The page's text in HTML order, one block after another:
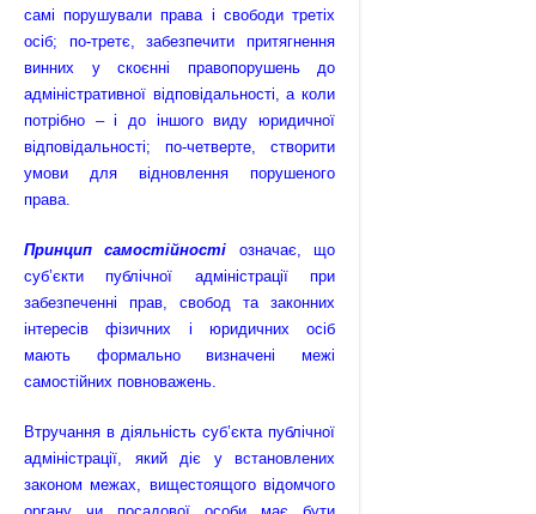
самі порушували права і свободи третіх
осіб; по-третє, забезпечити притягнення
винних у скоєнні правопорушень до
адміністра­тивної відповідальності, а коли
потрібно – і до іншого виду юридичної
відповідальності; по-четверте, створити
умови для відновлення порушеного
права.
Принцип самостійності означає, що
суб’єкти публічної адміністрації при
забезпеченні прав, свобод та законних
інтересів фізичних і юридичних осіб
мають формально визначені межі
самостійних повноважень.
Втручання в діяльність суб’єкта публічної
адміністрації, який діє у встановлених
законом межах, вищестоящого відомчого